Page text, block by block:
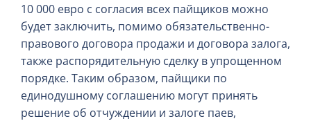
10 000 евро с согласия всех пайщиков можно
будет заключить, помимо обязательственно-
правового договора продажи и договора залога,
также распорядительную сделку в упрощенном
порядке. Таким образом, пайщики по
единодушному соглашению могут принять
решение об отчуждении и залоге паев,